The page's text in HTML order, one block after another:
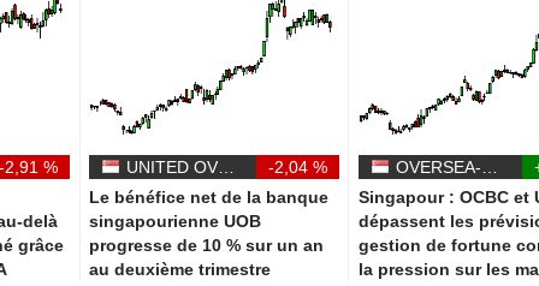
-2,91 %
delà
grâce
-2,04 %
Le bénéfice net de la banque
singapourienne UOB
progresse de 10 % sur un an
au deuxième trimestre
Singapour : OCBC et
dépassent les
gestion de fortune
la pression sur les